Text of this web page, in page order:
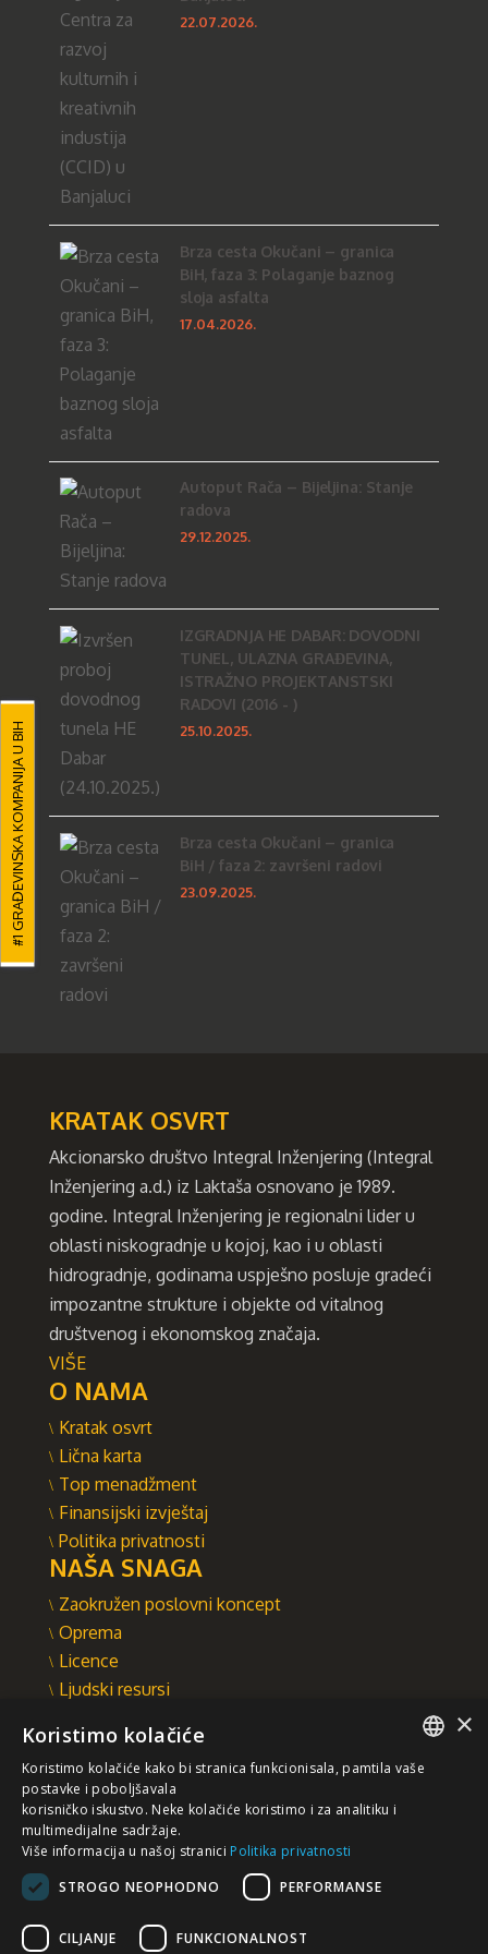
22.07.2026.
Brza cesta Okučani – granica
BiH, faza 3: Polaganje baznog
sloja asfalta
17.04.2026.
Autoput Rača – Bijeljina: Stanje
radova
29.12.2025.
IZGRADNJA HE DABAR: DOVODNI
TUNEL, ULAZNA GRAĐEVINA,
ISTRAŽNO PROJEKTANSTSKI
RADOVI (2016 - )
25.10.2025.
Brza cesta Okučani – granica
BiH / faza 2: završeni radovi
23.09.2025.
KRATAK OSVRT
Akcionarsko društvo Integral Inženjering (Integral
Inženjering a.d.) iz Laktaša osnovano je 1989.
godine. Integral Inženjering je regionalni lider u
oblasti niskogradnje u kojoj, kao i u oblasti
hidrogradnje, godinama uspješno posluje gradeći
impozantne strukture i objekte od vitalnog
društvenog i ekonomskog značaja.
VIŠE
O NAMA
Kratak osvrt
Lična karta
Top menadžment
Finansijski izvještaj
Politika privatnosti
NAŠA SNAGA
Zaokružen poslovni koncept
Oprema
Licence
Ljudski resursi
INTEGRAL INŽENJERING A.D.
Omladinska 44, 78250 Laktaši
+387 (0)51 337 401
+387 (0)51 337 491
iicbl@integragrupa.com
www.integral.ba
Sadržaj ovog sajta služi za istovremeno informisanje poslovne,
#1 GRAĐEVINSKA KOMPANIJA U BIH
×
Koristimo kolačiće
Koristimo kolačiće kako bi stranica funkcionisala, pamtila vaše
postavke i poboljšavala
korisničko iskustvo. Neke kolačiće koristimo i za analitiku i
multimedijalne sadržaje.
Više informacija u našoj stranici Politika privatnosti
STROGO NEOPHODNO
PERFORMANSE
CILJANJE FUNKCIONALNOST